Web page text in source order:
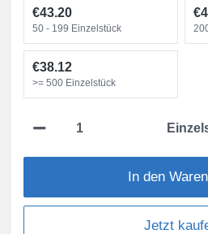
€43.20
50 - 199 Einzelstück
€38.12
>= 500 Einzelstück
−
In den
Jetzt